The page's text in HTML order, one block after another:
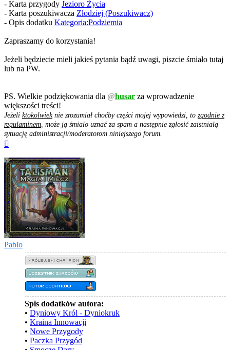
- Karta przygody Jezioro Życia
- Karta poszukiwacza Złodziej (Poszukiwacz)
- Opis dodatku Kategoria:Podziemia
Zapraszamy do korzystania!
Jeżeli będziecie mieli jakieś pytania bądź uwagi, piszcie śmiało tutaj
lub na PW.
PS. Wielkie podziękowania dla @husar za wprowadzenie
większości treści!
Jeżeli ktokolwieknie zrozumiał choćby części mojej wypowiedzi, to zgodnie z
regulaminem , może ją śmiało uznać za spam a następnie zgłosić zaistniałą
sytuację administracji/moderatorom niniejszego forum.
Pablo
Spis dodatków autora:
• Dyniowy Król - Dyniokruk
• Kraina Innowacji
• Nowe Przygody
• Paczka Przygód